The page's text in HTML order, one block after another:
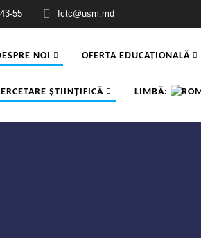
55 fctc@usm.md
NOI OFERTA EDUCAȚIONALĂ
ŞTIINŢIFICĂ LIMBĂ: